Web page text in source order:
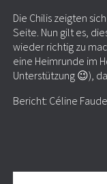
Die Chilis zeigten
Seite. Nun gilt es,
wieder richtig zu
eine Heimrunde im
Unterstützung 😉),
Bericht: Céline Faude